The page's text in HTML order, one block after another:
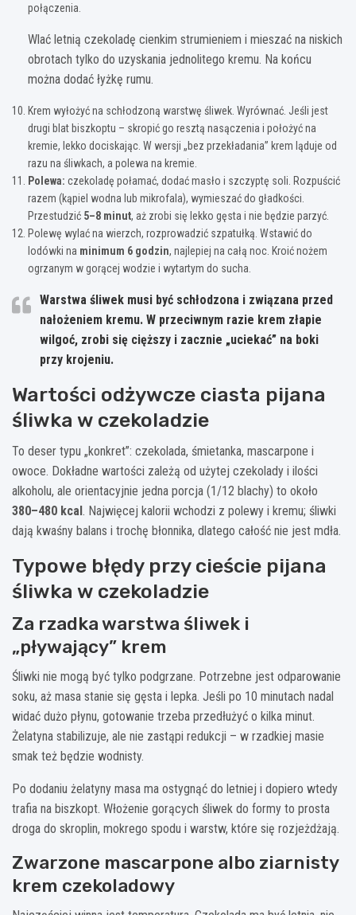
połączenia.
Wlać letnią czekoladę cienkim strumieniem i mieszać na niskich
obrotach tylko do uzyskania jednolitego kremu. Na końcu
można dodać łyżkę rumu.
Krem wyłożyć na schłodzoną warstwę śliwek. Wyrównać. Jeśli jest
drugi blat biszkoptu – skropić go resztą nasączenia i położyć na
kremie, lekko dociskając. W wersji „bez przekładania” krem ląduje od
razu na śliwkach, a polewa na kremie.
Polewa: czekoladę połamać, dodać masło i szczyptę soli. Rozpuścić
razem (kąpiel wodna lub mikrofala), wymieszać do gładkości.
Przestudzić 5–8 minut, aż zrobi się lekko gęsta i nie będzie parzyć.
Polewę wylać na wierzch, rozprowadzić szpatułką. Wstawić do
lodówki na minimum 6 godzin, najlepiej na całą noc. Kroić nożem
ogrzanym w gorącej wodzie i wytartym do sucha.
Warstwa śliwek musi być schłodzona i związana przed
nałożeniem kremu. W przeciwnym razie krem złapie
wilgoć, zrobi się cięższy i zacznie „uciekać” na boki
przy krojeniu.
Wartości odżywcze ciasta pijana
śliwka w czekoladzie
To deser typu „konkret”: czekolada, śmietanka, mascarpone i
owoce. Dokładne wartości zależą od użytej czekolady i ilości
alkoholu, ale orientacyjnie jedna porcja (1/12 blachy) to około
380–480 kcal. Najwięcej kalorii wchodzi z polewy i kremu; śliwki
dają kwaśny balans i trochę błonnika, dlatego całość nie jest mdła.
Typowe błędy przy cieście pijana
śliwka w czekoladzie
Za rzadka warstwa śliwek i
„pływający” krem
Śliwki nie mogą być tylko podgrzane. Potrzebne jest odparowanie
soku, aż masa stanie się gęsta i lepka. Jeśli po 10 minutach nadal
widać dużo płynu, gotowanie trzeba przedłużyć o kilka minut.
Żelatyna stabilizuje, ale nie zastąpi redukcji – w rzadkiej masie
smak też będzie wodnisty.
Po dodaniu żelatyny masa ma ostygnąć do letniej i dopiero wtedy
trafia na biszkopt. Włożenie gorących śliwek do formy to prosta
droga do skroplin, mokrego spodu i warstw, które się rozjeżdżają.
Zwarzone mascarpone albo ziarnisty
krem czekoladowy